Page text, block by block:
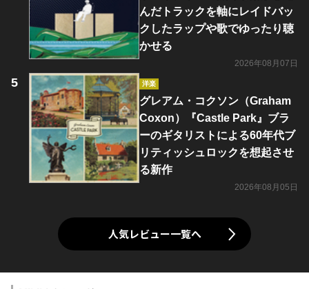
んだトラックを軸にレイドバッ
クしたラップや歌でゆったり聴
かせる
2026年08月07日
洋楽
グレアム・コクソン（Graham
Coxon）『Castle Park』ブラ
ーのギタリストによる60年代ブ
リティッシュロックを想起させ
る新作
2026年08月05日
人気レビュー一覧へ